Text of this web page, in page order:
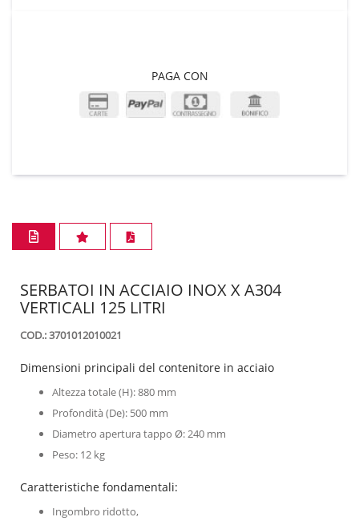
PAGA CON
SERBATOI IN ACCIAIO INOX X A304
VERTICALI 125 LITRI
COD.: 3701012010021
Dimensioni principali del contenitore in acciaio
Altezza totale (H): 880 mm
Profondità (De): 500 mm
Diametro apertura tappo Ø: 240 mm
Peso: 12 kg
Caratteristiche fondamentali:
Ingombro ridotto,